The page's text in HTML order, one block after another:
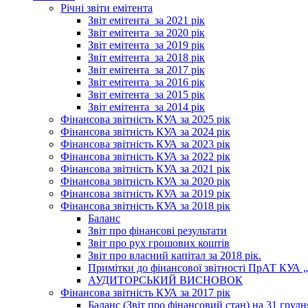
Річні звіти емітента
Звіт емітента_за 2021 рік
Звіт емітента_за 2020 рік
Звіт емітента_за 2019 рік
Звіт емітента_за 2018 рік
Звіт емітента_за 2017 рік
Звіт емітента_за 2016 рік
Звіт емітента_за 2015 рік
Звіт емітента_за 2014 рік
Фінансова звітність КУА за 2025 рік
Фінансова звітність КУА за 2024 рік
Фінансова звітність КУА за 2023 рік
Фінансова звітність КУА за 2022 рік
Фінансова звітність КУА за 2021 рік
Фінансова звітність КУА за 2020 рік
Фінансова звітність КУА за 2019 рік
Фінансова звітність КУА за 2018 рік
Баланс
Звіт про фінансові результати
Звіт про рух грошових коштів
Звіт про власний капітал за 2018 рік.
Примітки до фінансової звітності ПрАТ КУА
АУДИТОРСЬКИЙ ВИСНОВОК
Фінансова звітність КУА за 2017 рік
Баланс (Звіт про фінансовий стан) на 31